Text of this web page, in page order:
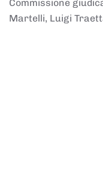
Commissione
Martelli, Luigi